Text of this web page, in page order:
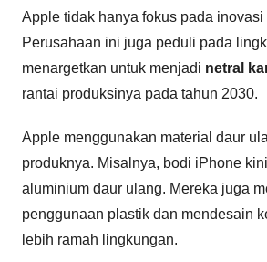
Apple tidak hanya fokus pada inovasi
Perusahaan ini juga peduli pada
menargetkan untuk menjadi netral
rantai produksinya pada tahun 2030.
Apple menggunakan material daur
produknya. Misalnya, bodi iPhone
aluminium daur ulang. Mereka juga
penggunaan plastik dan mendesain
lebih ramah lingkungan.